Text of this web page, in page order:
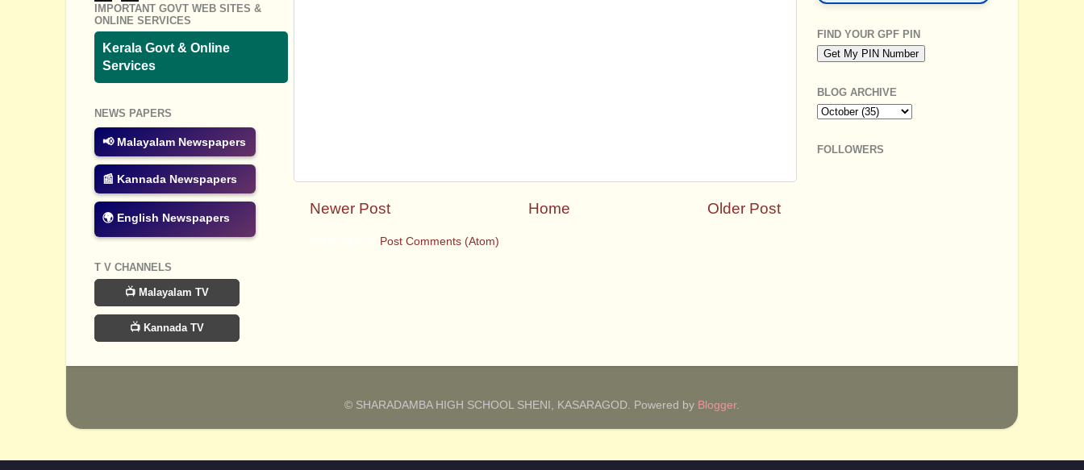
Newer Post Older Post
Home
Post Comments (Atom)
IMPORTANT GOVT WEB SITES &
ONLINE SERVICES
Kerala Govt & Online
Services
NEWS PAPERS
📢 Malayalam Newspapers
📰 Kannada Newspapers
🌍 English Newspapers
T V CHANNELS
📺 Malayalam TV
📺 Kannada TV
FIND YOUR GPF PIN
BLOG ARCHIVE
FOLLOWERS
© SHARADAMBA HIGH SCHOOL SHENI, KASARAGOD. Powered by Blogger.